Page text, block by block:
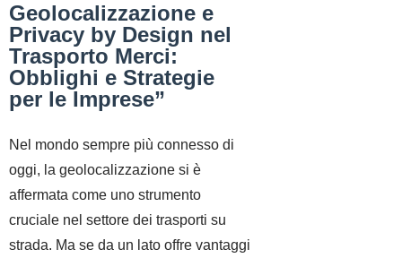
Geolocalizzazione e
Privacy by Design nel
Trasporto Merci:
Obblighi e Strategie
per le Imprese”
Nel mondo sempre più connesso di
oggi, la geolocalizzazione si è
affermata come uno strumento
cruciale nel settore dei trasporti su
strada. Ma se da un lato offre vantaggi